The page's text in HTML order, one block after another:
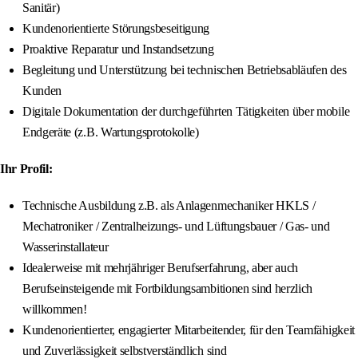
Sanitär)
Kundenorientierte Störungsbeseitigung
Proaktive Reparatur und Instandsetzung
Begleitung und Unterstützung bei technischen Betriebsabläufen des
Kunden
Digitale Dokumentation der durchgeführten Tätigkeiten über mobile
Endgeräte (z.B. Wartungsprotokolle)
Ihr Profil:
Technische Ausbildung z.B. als Anlagenmechaniker HKLS /
Mechatroniker / Zentralheizungs- und Lüftungsbauer / Gas- und
Wasserinstallateur
Idealerweise mit mehrjähriger Berufserfahrung, aber auch
Berufseinsteigende mit Fortbildungsambitionen sind herzlich
willkommen!
Kundenorientierter, engagierter Mitarbeitender, für den Teamfähigkeit
und Zuverlässigkeit selbstverständlich sind